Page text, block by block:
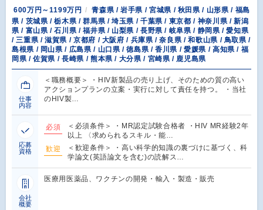
600万円～1199万円
青森県 / 岩手県 / 宮城県 / 秋田県 / 山形県 / 福島
県 / 茨城県 / 栃木県 / 群馬県 / 埼玉県 / 千葉県 / 東京都 / 神奈川県 / 新潟
県 / 富山県 / 石川県 / 福井県 / 山梨県 / 長野県 / 岐阜県 / 静岡県 / 愛知県
/ 三重県 / 滋賀県 / 京都府 / 大阪府 / 兵庫県 / 奈良県 / 和歌山県 / 鳥取県 /
島根県 / 岡山県 / 広島県 / 山口県 / 徳島県 / 香川県 / 愛媛県 / 高知県 / 福
岡県 / 佐賀県 / 長崎県 / 熊本県 / 大分県 / 宮崎県 / 鹿児島県
仕事
内容
＜職務概要＞ ・HIV新製品の売り上げ、そのための質の高い
アクションプランの立案・実行に対して責任を持つ。 ・当社
のHIV製…
応募
資格
必須
＜必須条件＞ ・MR認定試験合格者 ・HIV MR経験2年
以上 〈求められるスキル・能…
歓迎
＜歓迎条件＞ ・高い科学的知識の裏づけに基づく、科
学論文(英語論文を含む)の読解ス…
会社
概要
医療用医薬品、ワクチンの開発・輸入・製造・販売